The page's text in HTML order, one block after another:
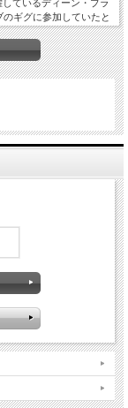
ているディーン・ブラ
ギグに参加していたと
ードは速すぎて、しか
ルさがあり、ダイナミ
絶ドラムを見せつけて
文字通りのドリーム・
・エスティバル・ジャ
3.Cool Eddie 4.Soul